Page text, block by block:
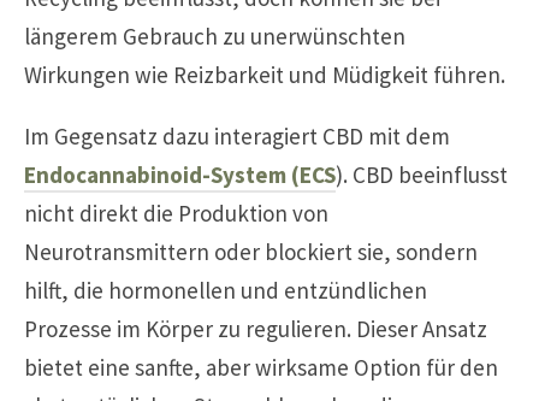
längerem Gebrauch zu unerwünschten
Wirkungen wie Reizbarkeit und Müdigkeit führen.
Im Gegensatz dazu interagiert CBD mit dem
Endocannabinoid-System (ECS). CBD beeinflusst
nicht direkt die Produktion von
Neurotransmittern oder blockiert sie, sondern
hilft, die hormonellen und entzündlichen
Prozesse im Körper zu regulieren. Dieser Ansatz
bietet eine sanfte, aber wirksame Option für den